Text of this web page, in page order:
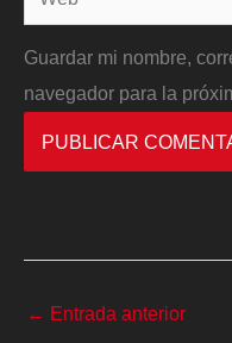
Guardar mi nombre,
navegador para la
← Entrada anterior